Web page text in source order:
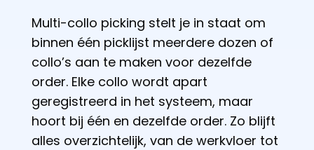
Multi-collo picking stelt je in staat om
binnen één picklijst meerdere dozen of
collo’s aan te maken voor dezelfde
order. Elke collo wordt apart
geregistreerd in het systeem, maar
hoort bij één en dezelfde order. Zo blijft
alles overzichtelijk, van de werkvloer tot